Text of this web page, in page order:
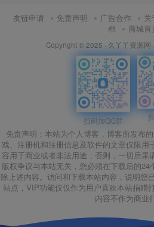
友链申请 免责声明 广告合作 关
档
商城首
Copyright © 2025 · 久丫丫资源网
扫码加QQ群
免责声明：本站为个人博客，博客所发布
戏、注册机和注册信息及软件的文章仅限用
容用于商业或者非法用途，否则，一切后果
版权争议与本站无关，您必须在下载后的
除上述内容。访问和下载本站内容，说明您
站点，VIP功能仅仅作为用户喜欢本站捐赠
内容不作为商业